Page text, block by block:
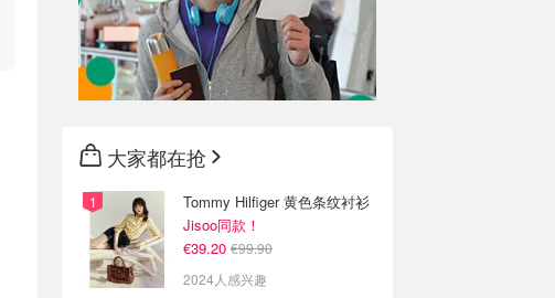
大家都在抢
Tommy Hilfiger 黄色条纹衬衫
Jisoo同款！
€39.20 €99.90
2024人感兴趣